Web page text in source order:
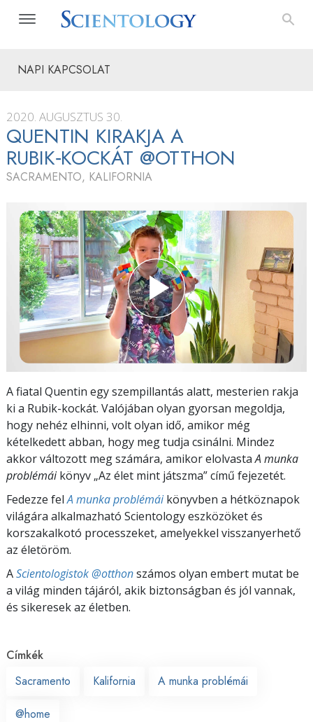
NAPI KAPCSOLAT
2020. AUGUSZTUS 30.
QUENTIN KIRAKJA A
RUBIK‑KOCKÁT @OTTHON
SACRAMENTO, KALIFORNIA
A fiatal Quentin egy szempillantás alatt, mesterien rakja
ki a Rubik-kockát. Valójában olyan gyorsan megoldja,
hogy nehéz elhinni, volt olyan idő, amikor még
kételkedett abban, hogy meg tudja csinálni. Mindez
akkor változott meg számára, amikor elolvastaA munka
problémáikönyv „Az élet mint játszma” című fejezetét.
Fedezze felA munka problémáikönyvben a hétköznapok
világára alkalmazható Scientology eszközöket és
korszakalkotó processzeket, amelyekkel visszanyerhető
az életöröm.
AScientologistok @otthonszámos olyan embert mutat be
a világ minden tájáról, akik biztonságban és jól vannak,
és sikeresek az életben.
Címkék
Sacramento
Kalifornia A munka problémái
@home